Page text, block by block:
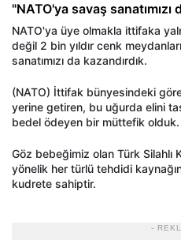
"NATO'ya savaş sanatımızı
NATO'ya üye olmakla ittifaka
değil 2 bin yıldır cenk
sanatımızı da kazandırdık.
(NATO) İttifak bünyesindeki
yerine getiren, bu uğurda elini
bedel ödeyen bir müttefik olduk.
Göz bebeğimiz olan Türk Silahlı
yönelik her türlü tehdidi
kudrete sahiptir.
-